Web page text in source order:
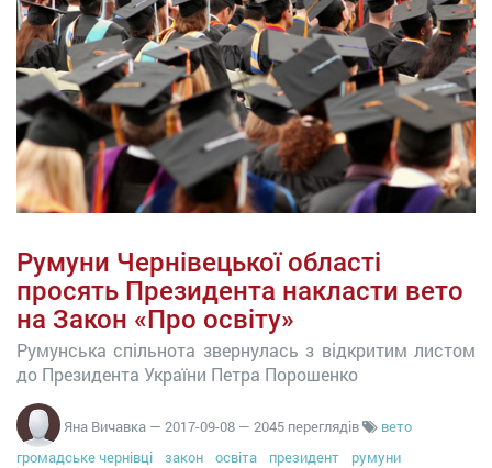
Румуни Чернівецької області
просять Президента накласти вето
на Закон «Про освіту»
Румунська спільнота звернулась з відкритим листом
до Президента України Петра Порошенко
Яна Вичавка — 2017-09-08 — 2045 переглядів
вето
громадське чернівці
закон освіта президент румуни